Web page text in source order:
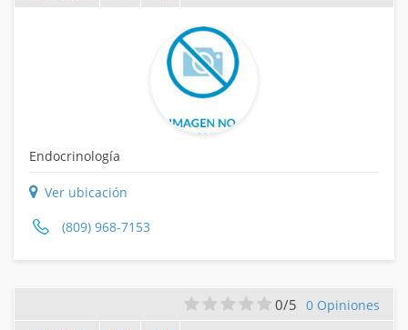
Endocrinología
Ver ubicación
(809) 968-7153
0/5 0 Opiniones